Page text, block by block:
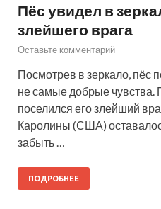
Пёс увидел в
злейшего врага
Оставьте комментарий
Посмотрев в зеркало, пёс
не самые добрые чувства.
поселился его злейший
Каролины (США)
забыть …
ПОДРОБНЕЕ